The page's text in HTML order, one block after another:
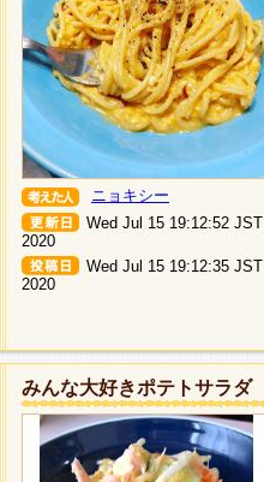
ニョキシー
Wed Jul 15 19:12:52 JST
2020
Wed Jul 15 19:12:35 JST
2020
みんな大好きポテトサラダ